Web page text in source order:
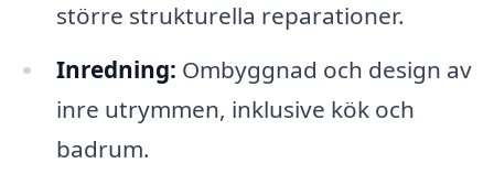
större strukturella reparationer.
Inredning: Ombyggnad och design av
inre utrymmen, inklusive kök och
badrum.